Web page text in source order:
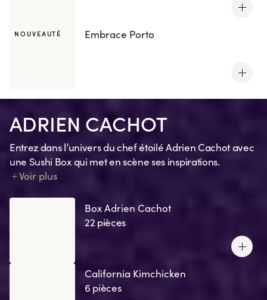
NOUVEAUTÉ Embrace Porto
ADRIEN CACHOT
Entrez dans l’univers du chef étoilé Adrien Cachot avec
une Sushi Box qui met en scène ses inspirations.
Chaque création traduit un souvenir, une émotion, un
Voir plus
Box Adrien Cachot
22 pièces
California Kimchicken
6 pièces